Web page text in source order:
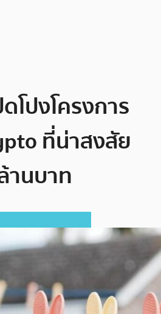
โปงโครงการ
ที่น่าสงสัย
านบาท